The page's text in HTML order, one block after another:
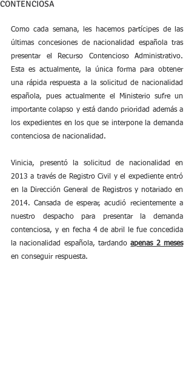
CONTENCIOSA
Como cada semana, les hacemos partícipes de las
últimas concesiones de nacionalidad española tras
presentar el Recurso Contencioso Administrativo.
Esta es actualmente, la única forma para obtener
una rápida respuesta a la solicitud de nacionalidad
española, pues actualmente el Ministerio sufre un
importante colapso y está dando prioridad además a
los expedientes en los que se interpone la demanda
contenciosa de nacionalidad.
Vinicia, presentó la solicitud de nacionalidad en
2013 a través de Registro Civil y el expediente entró
en la Dirección General de Registros y notariado en
2014. Cansada de esperar, acudió recientemente a
nuestro despacho para presentar la demanda
contenciosa, y en fecha 4 de abril le fue concedida
la nacionalidad española, tardando apenas 2 meses
en conseguir respuesta.